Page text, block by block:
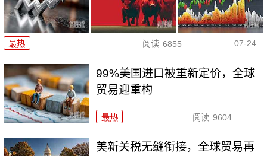
最热 阅读 6855 07-24
99%美国进口被重新定价，全球
贸易迎重构
最热 阅读 9604
美新关税无缝衔接，全球贸易再